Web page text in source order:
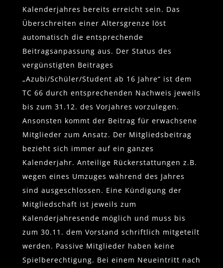
Kalenderjahres bereits erreicht sein. Das
Überschreiten einer Altersgrenze löst
automatisch die entsprechende
Beitragsanpassung aus. Der Status des
vergünstigten Beitrages
„Azubi/Schüler/Student ab 16 Jahre“ ist dem
TC 66 durch entsprechenden Nachweis jeweils
bis zum 31.12. des Vorjahres vorzulegen.
Ansonsten kommt der Beitrag für erwachsene
Mitglieder zum Ansatz. Der Mitgliedsbeitrag
bezieht sich immer auf ein ganzes
Kalenderjahr. Anteilige Rückerstattungen z.B.
wegen eines Umzuges während des Jahres
sind ausgeschlossen. Eine Kündigung der
Mitgliedschaft ist jeweils zum
Kalenderjahresende möglich und muss bis
zum 30.11. dem Vorstand schriftlich mitgeteilt
werden. Passive Mitglieder haben keine
Spielberechtigung. Bei einem Neueintritt nach